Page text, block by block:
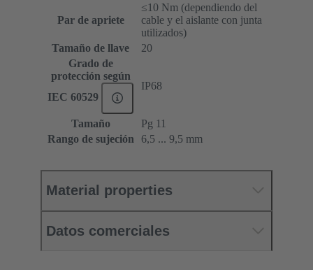
Par de apriete
≤10 Nm (dependiendo del
cable y el aislante con junta
utilizados)
Tamaño de llave
20
Grado de
protección según
IEC 60529
IP68
Tamaño
Pg 11
Rango de sujeción
6,5 ... 9,5 mm
Material properties
Datos comerciales